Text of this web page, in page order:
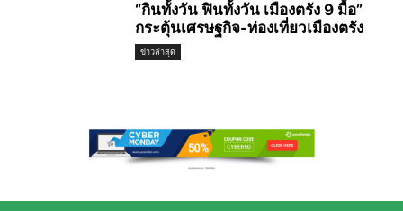
“กินทั้งวัน ฟินทั้งวัน เมืองตรัง 9 มื้อ”
กระตุ้นเศรษฐกิจ-ท่องเที่ยวเมืองตรัง
ข่าวล่าสุด